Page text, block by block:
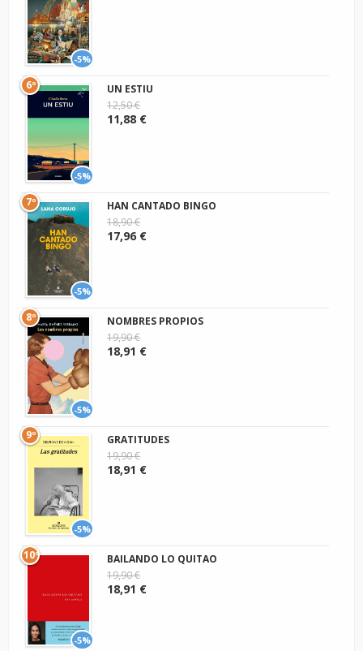
-5%
-5%
6º
UN ESTIU
12,50 €
11,88 €
-5%
7º
HAN CANTADO BINGO
18,90 €
17,96 €
-5%
8º
NOMBRES PROPIOS
19,90 €
18,91 €
-5%
9º
GRATITUDES
19,90 €
18,91 €
-5%
10º
BAILANDO LO QUITAO
19,90 €
18,91 €